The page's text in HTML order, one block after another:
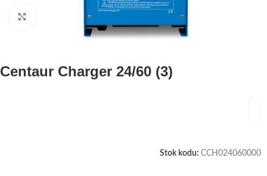
Büyütmek için tıklayın
Centaur Charger 24/60 (3)
Stok kodu: CCH024060000